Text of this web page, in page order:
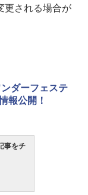
更される場合が
ダーフェステ
報公開！
事をチ